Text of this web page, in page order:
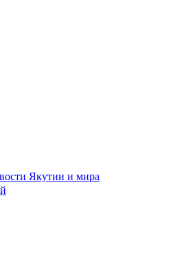
Якутии и мира